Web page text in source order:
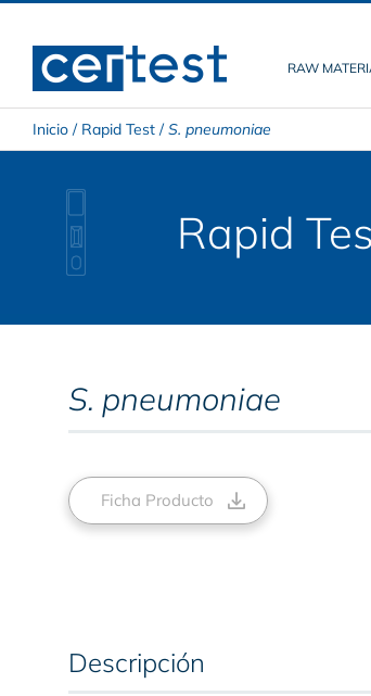
content
RAW
Inicio/ Rapid Test/S. pneumoniae
Rapid
S. pneumoniae
Ficha Producto
Descripción